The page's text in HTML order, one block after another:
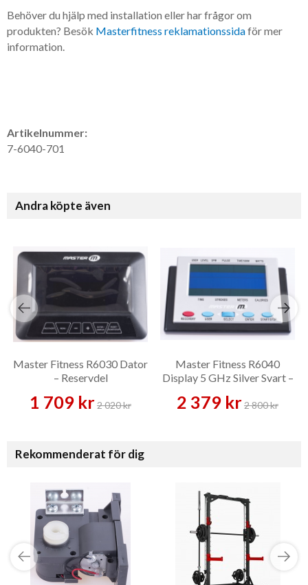
Behöver du hjälp med installation eller har frågor om
produkten? Besök Masterfitness reklamationssidaför mer
information.
Artikelnummer:
7-6040-701
Andra köpte även
Master Fitness R6030 Dator
– Reservdel
1 709 kr2 020 kr
Master Fitness R6040
Display 5 GHz Silver Svart –
2 379 kr2 800 kr
Rekommenderat för dig